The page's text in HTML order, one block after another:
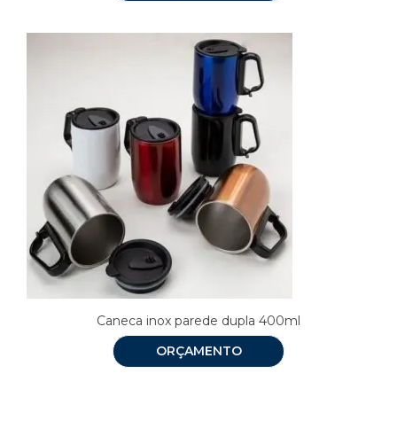
Caneca inox parede dupla 400ml
ORÇAMENTO